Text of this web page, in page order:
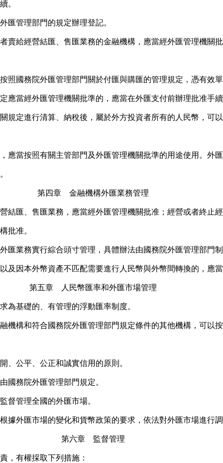
。
管理部門的規定辦理登記。
經營結匯、售匯業務的金融機構，應當經外匯管理機關批
務院外匯管理部門關於付匯與購匯的管理規定，憑有效單
應當經外匯管理機關批準的，應當在外匯支付前辦理批准手續
定進行清算、納稅後，屬於外方投資者所有的人民幣，可
按照有關主管部門及外匯管理機關批準的用途使用。外匯
第四章 金融機構外匯業務管理
、售匯業務，應當經外匯管理機關批准；經營或者終止經
批准。
務實行綜合頭寸管理，具體辦法由國務院外匯管理部門制
本外幣資產不匹配需要進行人民幣與外幣間轉換的，應當
第五章 人民幣匯率和外匯市場管理
基礎的、有管理的浮動匯率制度。
和符合國務院外匯管理部門規定條件的其他機構，可以按
公平、公正和誠實信用的原則。
務院外匯管理部門規定。
管理全國的外匯市場。
匯市場的變化和貨幣政策的要求，依法對外匯市場進行調
第六章 監督管理
有權採取下列措施：